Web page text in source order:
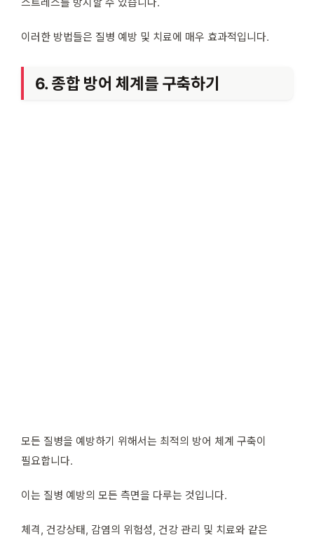
스트레스를 방지할 수 있습니다.
이러한 방법들은 질병 예방 및 치료에 매우 효과적입니다.
6. 종합 방어 체계를 구축하기
모든 질병을 예방하기 위해서는 최적의 방어 체계 구축이
필요합니다.
이는 질병 예방의 모든 측면을 다루는 것입니다.
체격, 건강상태, 감염의 위험성, 건강 관리 및 치료와 같은